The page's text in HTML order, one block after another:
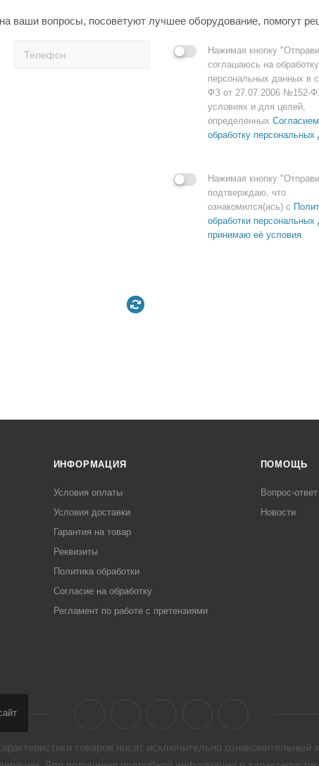
ваши вопросы, посоветуют лучшее оборудование, помогут
Нажимая кнопку
соглашаюсь на
персональных данных в
ФЗ от 27.07.2006 №152-
условиях и для целей,
определенных
обработку персональных
Нажимая кнопку
подтверждаю, что
ознакомился(ась) с
обработки персональных
принимаю её условия
ИНФОРМАЦИЯ
Условия оплаты
Условия доставки
Гарантия на товар
Реквизиты
Политика обработки
Согласие на обработку
Регламент по работе с претензиями
ПОМОЩЬ
Вопрос-ответ
Новости
товaров носят исключительно ознакомительный